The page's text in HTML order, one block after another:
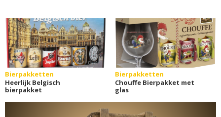
Bierpakketten
Heerlijk Belgisch
bierpakket
Bierpakketten
Chouffe Bierpakket met
glas